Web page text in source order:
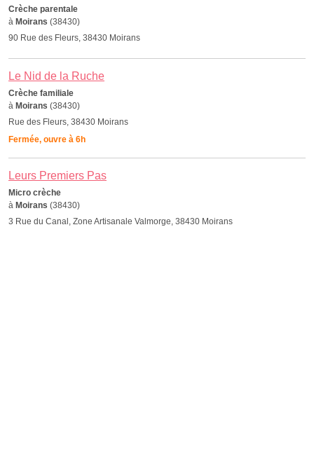
Crèche parentale
à Moirans (38430)
90 Rue des Fleurs, 38430 Moirans
Le Nid de la Ruche
Crèche familiale
à Moirans (38430)
Rue des Fleurs, 38430 Moirans
Fermée, ouvre à 6h
Leurs Premiers Pas
Micro crèche
à Moirans (38430)
3 Rue du Canal, Zone Artisanale Valmorge, 38430 Moirans